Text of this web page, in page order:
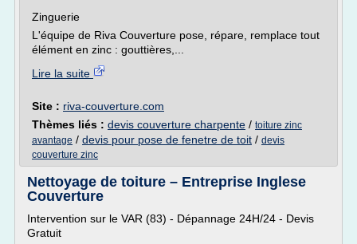
Zinguerie
L'équipe de Riva Couverture pose, répare, remplace tout
élément en zinc : gouttières,...
Lire la suite
Site : riva-couverture.com
Thèmes liés : devis couverture charpente / toiture zinc
avantage / devis pour pose de fenetre de toit / devis
couverture zinc
Nettoyage de toiture – Entreprise Inglese
Couverture
Intervention sur le VAR (83) - Dépannage 24H/24 - Devis
Gratuit